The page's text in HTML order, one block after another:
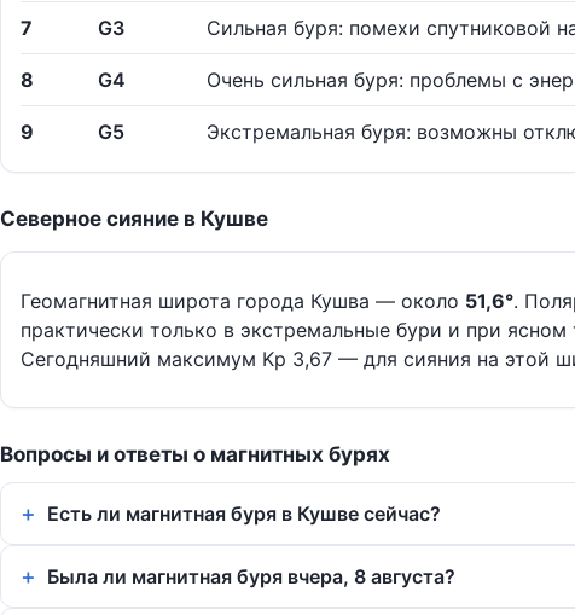
7 G3 Сильная буря: помехи спутниковой
8 G4 Очень сильная буря: проблемы с
9 G5 Экстремальная буря: возможны
Северное сияние в Кушве
Геомагнитная широта города Кушва — около 51,6°.
практически только в экстремальные бури и при
Сегодняшний максимум Kp 3,67 — для сияния на этой
Вопросы и ответы о магнитных бурях
Есть ли магнитная буря в Кушве сейчас?
Была ли магнитная буря вчера, 8 августа?